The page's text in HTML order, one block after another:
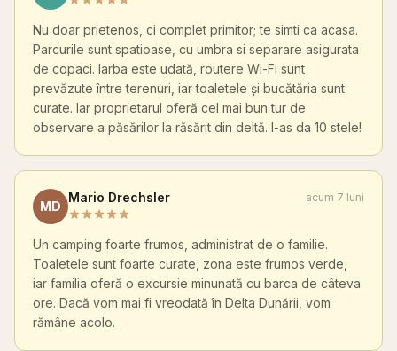
Nu doar prietenos, ci complet primitor; te simti ca acasa.
Parcurile sunt spatioase, cu umbra si separare asigurata
de copaci. Iarba este udată, routere Wi-Fi sunt
prevăzute între terenuri, iar toaletele și bucătăria sunt
curate. Iar proprietarul oferă cel mai bun tur de
observare a păsărilor la răsărit din deltă. I-as da 10 stele!
MD
Mario Drechsler acum 7 luni
Un camping foarte frumos, administrat de o familie.
Toaletele sunt foarte curate, zona este frumos verde,
iar familia oferă o excursie minunată cu barca de câteva
ore. Dacă vom mai fi vreodată în Delta Dunării, vom
rămâne acolo.